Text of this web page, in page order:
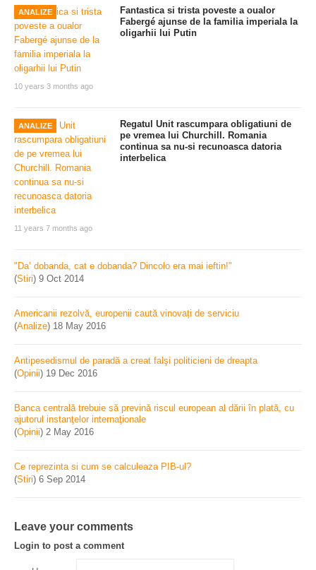
ANALIZE
10 years 3 months ago
Fantastica si trista poveste a oualor
Fabergé ajunse de la familia imperiala la
oligarhii lui Putin
ANALIZE
11 years 7 months ago
Regatul Unit rascumpara obligatiuni de
pe vremea lui Churchill. Romania
continua sa nu-si recunoasca datoria
interbelica
"Da’ dobanda, cat e dobanda? Dincolo era mai ieftin!"
(Stiri) 9 Oct 2014
Americanii rezolvă, europenii caută vinovați de serviciu
(Analize) 18 May 2016
Antipesedismul de paradă a creat falşi politicieni de dreapta
(Opinii) 19 Dec 2016
Banca centrală trebuie să prevină riscul european al dării în plată, cu
ajutorul instanţelor internaţionale
(Opinii) 2 May 2016
Ce reprezinta si cum se calculeaza PIB-ul?
(Stiri) 6 Sep 2014
Leave your comments
Login to post a comment